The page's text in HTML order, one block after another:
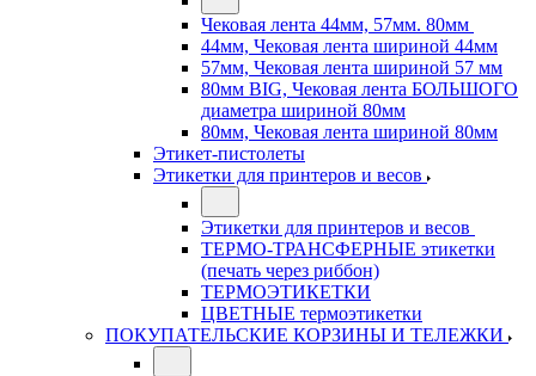
Чековая лента 44мм, 57мм. 80мм
44мм, Чековая лента шириной 44мм
57мм, Чековая лента шириной 57 мм
80мм BIG, Чековая лента БОЛЬШОГО
диаметра шириной 80мм
80мм, Чековая лента шириной 80мм
Этикет-пистолеты
Этикетки для принтеров и весов
Этикетки для принтеров и весов
ТЕРМО-ТРАНСФЕРНЫЕ этикетки
(печать через риббон)
ТЕРМОЭТИКЕТКИ
ЦВЕТНЫЕ термоэтикетки
ПОКУПАТЕЛЬСКИЕ КОРЗИНЫ И ТЕЛЕЖКИ